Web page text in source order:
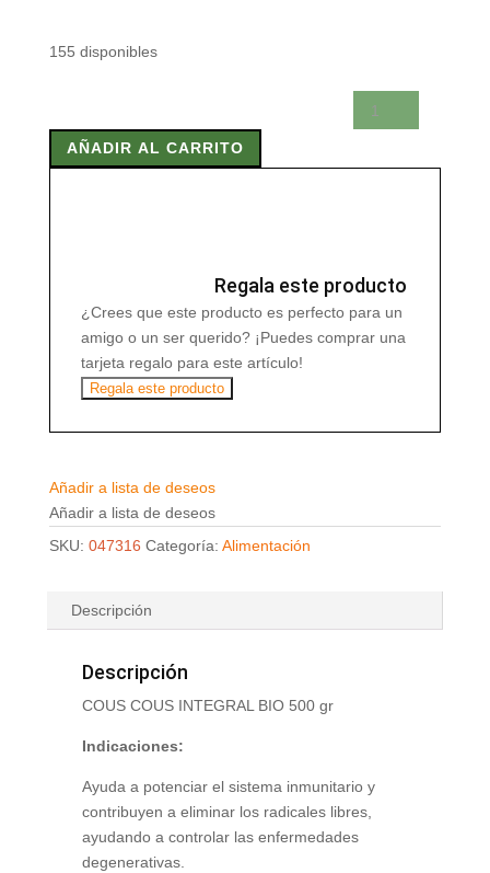
155 disponibles
COUS
INTEGRAL
AÑADIR AL CARRITO
Regala este producto
¿Crees que este producto es perfecto para un
amigo o un ser querido? ¡Puedes comprar una
tarjeta regalo para este artículo!
Regala este producto
Añadir a lista de deseos
Añadir a lista de deseos
SKU: 047316 Categoría: Alimentación
Descripción
Descripción
COUS COUS INTEGRAL BIO 500 gr
Indicaciones:
Ayuda a potenciar el sistema inmunitario y
contribuyen a eliminar los radicales libres,
ayudando a controlar las enfermedades
degenerativas.